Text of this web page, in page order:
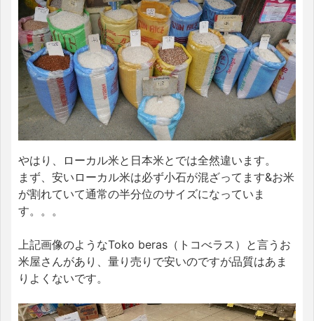
やはり、ローカル米と日本米とでは全然違います。
まず、安いローカル米は必ず小石が混ざってます&お米
が割れていて通常の半分位のサイズになっていま
す。。。
上記画像のようなToko beras（トコべラス）と言うお
米屋さんがあり、量り売りで安いのですが品質はあま
りよくないです。